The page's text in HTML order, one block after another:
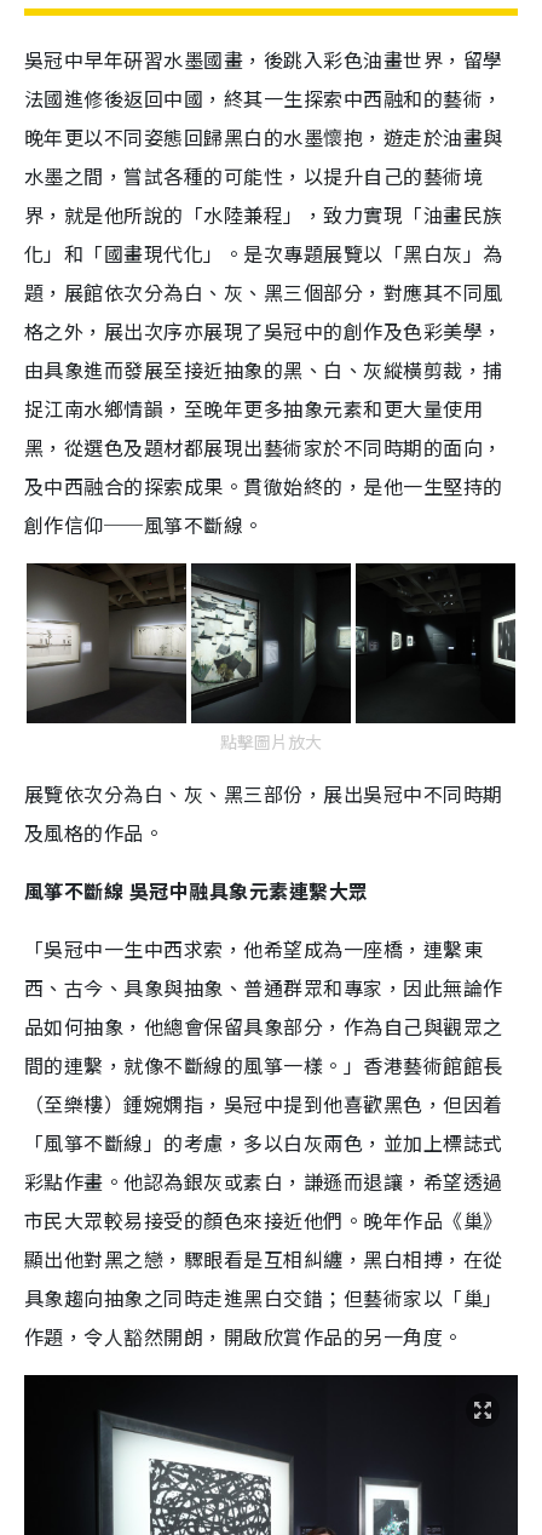
吳冠中早年硏習水墨國畫，後跳入彩色油畫世界，留學
法國進修後返回中國，終其一生探索中西融和的藝術，
晚年更以不同姿態回歸黑白的水墨懷抱，遊走於油畫與
水墨之間，嘗試各種的可能性，以提升自己的藝術境
界，就是他所說的「水陸兼程」，致力實現「油畫民族
化」和「國畫現代化」。是次專題展覽以「黑白灰」為
題，展館依次分為白、灰、黑三個部分，對應其不同風
格之外，展出次序亦展現了吳冠中的創作及色彩美學，
由具象進而發展至接近抽象的黑、白、灰縱橫剪裁，捕
捉江南水鄉情韻，至晚年更多抽象元素和更大量使用
黑，從選色及題材都展現出藝術家於不同時期的面向，
及中西融合的探索成果。貫徹始終的，是他一生堅持的
創作信仰──風箏不斷線。
點擊圖片放大
展覽依次分為白、灰、黑三部份，展出吳冠中不同時期
及風格的作品。
風箏不斷線 吳冠中融具象元素連繫大眾
「吳冠中一生中西求索，他希望成為一座橋，連繫東
西、古今、具象與抽象、普通群眾和專家，因此無論作
品如何抽象，他總會保留具象部分，作為自己與觀眾之
間的連繫，就像不斷線的風箏一樣。」香港藝術館館長
（至樂樓）鍾婉嫻指，吳冠中提到他喜歡黑色，但因着
「風箏不斷線」的考慮，多以白灰兩色，並加上標誌式
彩點作畫。他認為銀灰或素白，謙遜而退讓，希望透過
市民大眾較易接受的顏色來接近他們。晚年作品《巢》
顯出他對黑之戀，驟眼看是互相糾纏，黑白相搏，在從
具象趨向抽象之同時走進黑白交錯；但藝術家以「巢」
作題，令人豁然開朗，開啟欣賞作品的另一角度。